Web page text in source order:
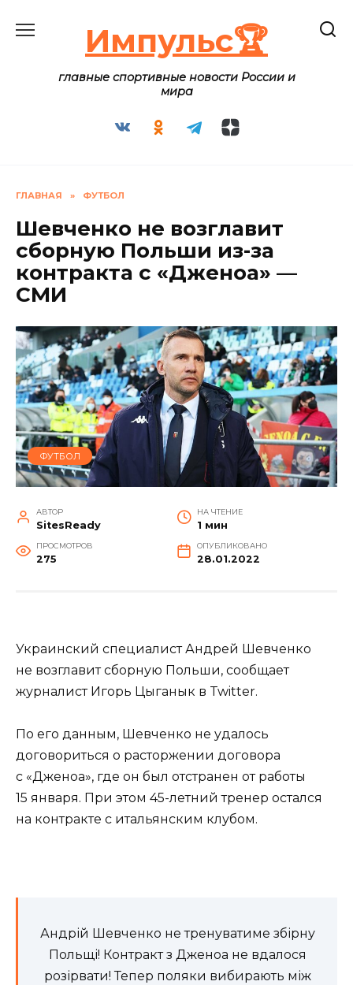
Импульс🏆
главные спортивные новости России и
мира
ГЛАВНАЯ » ФУТБОЛ
Шевченко не возглавит
сборную Польши из-за
контракта с «Дженоа» —
СМИ
ФУТБОЛ
АВТОР
SitesReady
НА ЧТЕНИЕ
1 мин
ПРОСМОТРОВ
275
ОПУБЛИКОВАНО
28.01.2022
Украинский специалист Андрей Шевченко
не возглавит сборную Польши, сообщает
журналист Игорь Цыганык в Twitter.
По его данным, Шевченко не удалось
договориться о расторжении договора
с «Дженоа», где он был отстранен от работы
15 января. При этом 45-летний тренер остался
на контракте с итальянским клубом.
Андрій Шевченко не тренуватиме збірну
Польщі! Контракт з Дженоа не вдалося
розірвати! Тепер поляки вибирають між